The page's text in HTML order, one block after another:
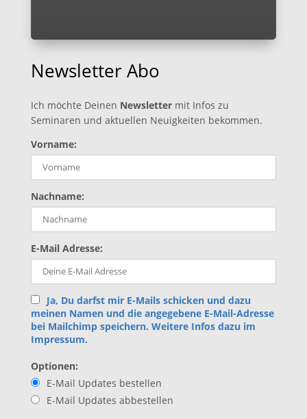
Newsletter Abo
Ich möchte Deinen Newslettermit Infos zu
Seminaren und aktuellen Neuigkeiten bekommen.
Vorname:
Nachname:
E-Mail Adresse:
Ja, Du darfst mir E-Mails schicken und dazu
meinen Namen und die angegebene E-Mail-Adresse
bei Mailchimp speichern. Weitere Infos dazu im
Impressum.
Optionen:
E-Mail Updates bestellen
E-Mail Updates abbestellen